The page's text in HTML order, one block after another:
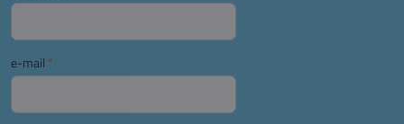
e-mail *